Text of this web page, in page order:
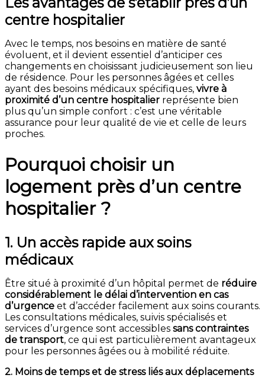
centre hospitalier
Avec le temps, nos besoins en matière de santé
évoluent, et il devient essentiel d’anticiper ces
changements en choisissant judicieusement son lieu
de résidence. Pour les personnes âgées et celles
ayant des besoins médicaux spécifiques, vivre à
proximité d’un centre hospitalier représente bien
plus qu’un simple confort : c’est une véritable
assurance pour leur qualité de vie et celle de leurs
proches.
Pourquoi choisir un
logement près d’un centre
hospitalier ?
1. Un accès rapide aux soins
médicaux
Être situé à proximité d’un hôpital permet de réduire
considérablement le délai d’intervention en cas
d’urgence et d’accéder facilement aux soins courants.
Les consultations médicales, suivis spécialisés et
services d’urgence sont accessibles sans contraintes
de transport, ce qui est particulièrement avantageux
pour les personnes âgées ou à mobilité réduite.
2. Moins de temps et de stress liés aux déplacements